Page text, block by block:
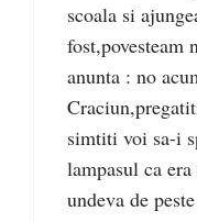
scoala si
fost,povesteam
anunta : no
simtiti voi sa-i
lampasul ca
undeva de